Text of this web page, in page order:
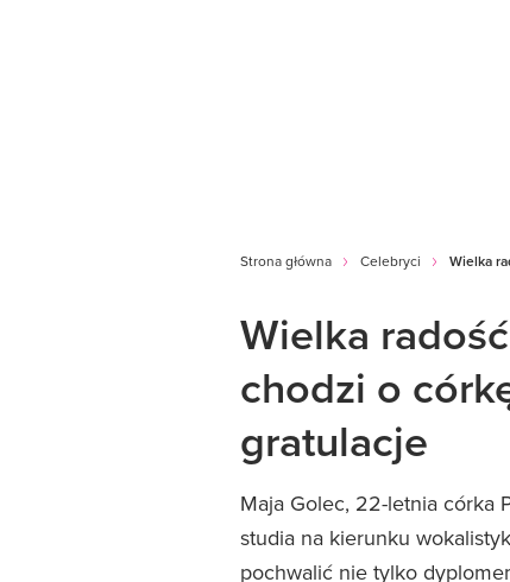
Strona główna Celebryci Wielka
Wielka
chodzi o
gratulacje
Maja Golec, 22-letnia córka
studia na kierunku
pochwalić nie tylko